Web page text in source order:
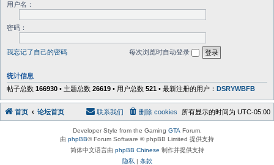
用户名：
密码：
我忘记了自己的密码 每次浏览时自动登录
统计信息
帖子总数 166930 • 主题总数 26619 • 用户总数 521 • 最新注册的用户： DSRYWBFB
首页 论坛首页 所有显示的时间为 UTC-05:00
删除 cookies
联系我们
Developer Style from the Gaming GTA Forum.
由 phpBB® Forum Software © phpBB Limited 提供支持
简体中文语言由 phpBB Chinese 制作并提供支持
隐私 | 条款